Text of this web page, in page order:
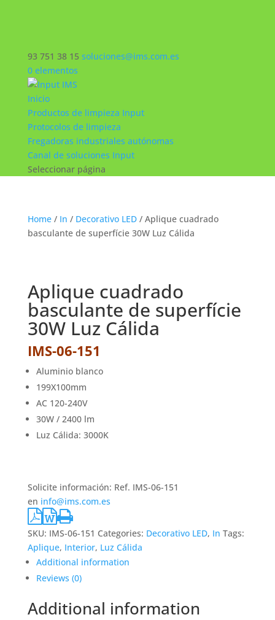
93 751 38 15 soluciones@ims.com.es
0 elementos
Inicio
Productos de limpieza Input
Protocolos de limpieza
Fregadoras industriales autónomas
Canal de soluciones Input
Seleccionar página
Home/ In / Decorativo LED/ Aplique cuadrado
basculante de superfície 30W Luz Cálida
Aplique cuadrado
basculante de superfície
30W Luz Cálida
IMS-06-151
Aluminio blanco
199X100mm
AC 120-240V
30W / 2400 lm
Luz Cálida: 3000K
Solicite información: Ref. IMS-06-151
en info@ims.com.es
SKU: IMS-06-151 Categories: Decorativo LED, In Tags:
Aplique, Interior, Luz Cálida
Additional information
Reviews (0)
Additional information